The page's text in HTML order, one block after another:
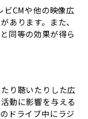
ビCMや他の映像広
あります。また、
同等の効果が得ら
り聴いたりした広
動に影響を与える
ドライブ中にラジ